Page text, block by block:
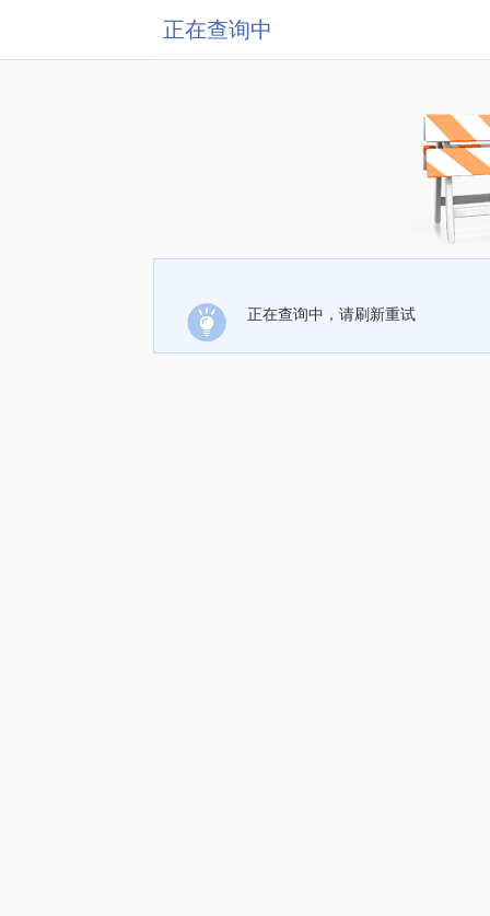
正在查询中
正在查询中，请刷新重试